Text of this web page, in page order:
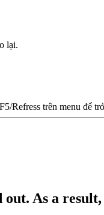
lại.
Refress trên menu để
As a result,